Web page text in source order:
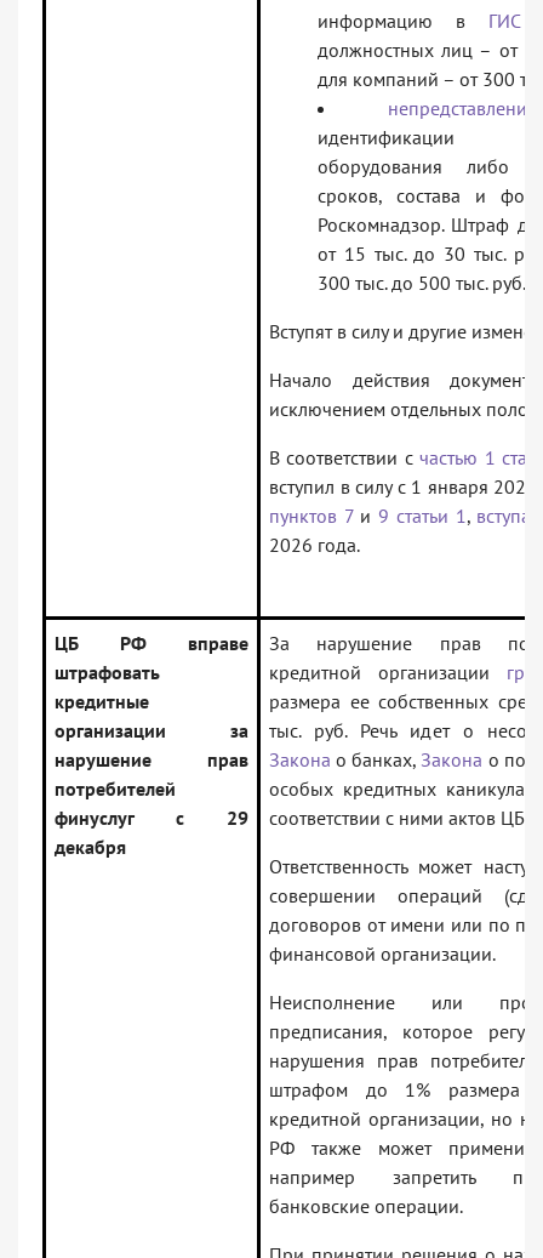
информацию в ГИС
должностных лиц – от
для компаний – от 300
идентификации
оборудования либо
сроков, состава и
Роскомнадзор. Штраф
от 15 тыс. до 30 тыс.
300 тыс. до 500 тыс. руб.
Вступят в силу и другие
Начало действия
исключением отдельных
В соответствии счастью 1
вступил в силу с 1 января
пунктов 7и 9 статьи 1,
2026 года.
ЦБ РФ вправе
штрафовать
кредитные
организации за
нарушение прав
потребителей
финуслуг с 29
декабря
За нарушение прав
кредитной организации
размера ее собственных
тыс. руб. Речь идет о
Закона о банках, Закона о
особых кредитных
соответствии с ними актов ЦБ
Ответственность может
совершении операций
договоров от имени или по
финансовой организации.
Неисполнение или
предписания, которое
нарушения прав
штрафом до 1% размера
кредитной организации, но
РФ также может
например запретить
банковские операции.